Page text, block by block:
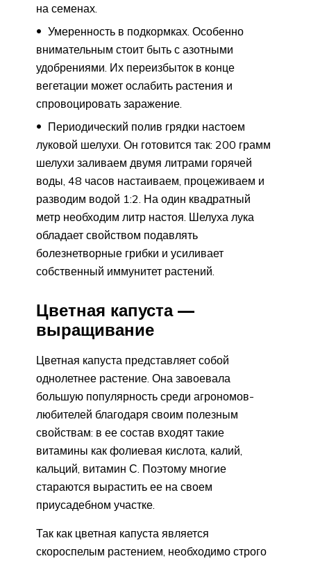
на семенах.
Умеренность в подкормках. Особенно
внимательным стоит быть с азотными
удобрениями. Их переизбыток в конце
вегетации может ослабить растения и
спровоцировать заражение.
Периодический полив грядки настоем
луковой шелухи. Он готовится так: 200 грамм
шелухи заливаем двумя литрами горячей
воды, 48 часов настаиваем, процеживаем и
разводим водой 1:2. На один квадратный
метр необходим литр настоя. Шелуха лука
обладает свойством подавлять
болезнетворные грибки и усиливает
собственный иммунитет растений.
Цветная капуста —
выращивание
Цветная капуста представляет собой
однолетнее растение. Она завоевала
большую популярность среди агрономов-
любителей благодаря своим полезным
свойствам: в ее состав входят такие
витамины как фолиевая кислота, калий,
кальций, витамин С. Поэтому многие
стараются вырастить ее на своем
приусадебном участке.
Так как цветная капуста является
скороспелым растением, необходимо строго